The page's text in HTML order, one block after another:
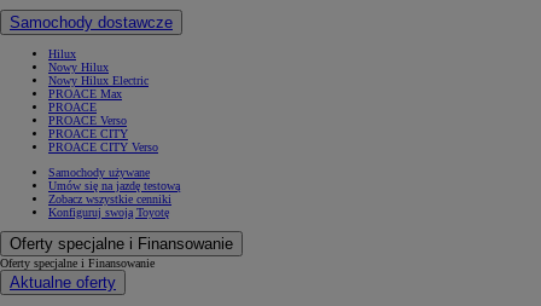
Samochody dostawcze
Hilux
Nowy Hilux
Nowy Hilux Electric
PROACE Max
PROACE
PROACE Verso
PROACE CITY
PROACE CITY Verso
Samochody używane
Umów się na jazdę testową
Zobacz wszystkie cenniki
Konfiguruj swoją Toyotę
Oferty specjalne i Finansowanie
Oferty specjalne i Finansowanie
Aktualne oferty